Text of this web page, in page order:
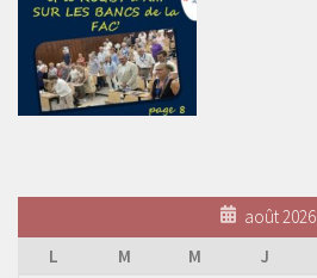
août 2026
L
M M J